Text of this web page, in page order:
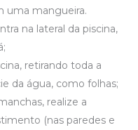
uma mangueira.
na lateral da piscina,
retirando toda a
da água, como folhas;
realize a
(nas paredes e